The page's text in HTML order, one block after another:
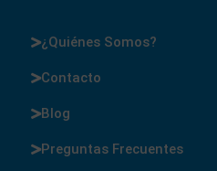
¿Quiénes Somos?
Contacto
Blog
Preguntas Frecuentes